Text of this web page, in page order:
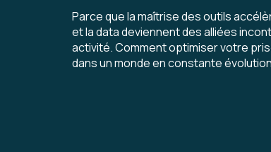
Parce que la maîtrise des outils
et la data deviennent des alliées
activité. Comment optimiser votre
dans un monde en constante